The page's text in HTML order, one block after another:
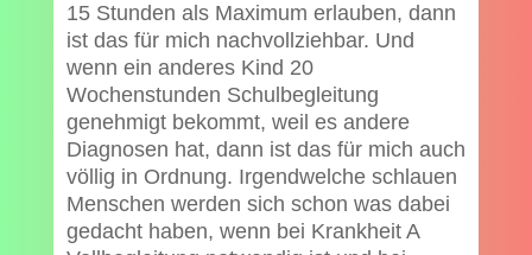
15 Stunden als Maximum erlauben, dann
ist das für mich nachvollziehbar. Und
wenn ein anderes Kind 20
Wochenstunden Schulbegleitung
genehmigt bekommt, weil es andere
Diagnosen hat, dann ist das für mich auch
völlig in Ordnung. Irgendwelche schlauen
Menschen werden sich schon was dabei
gedacht haben, wenn bei Krankheit A